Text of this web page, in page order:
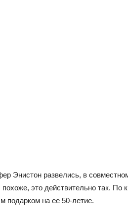
Энистон развелись, в
похоже, это действительно так.
подарком на ее 50-летие.